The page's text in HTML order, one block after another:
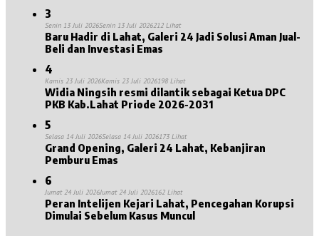
3
Senin 13 Juli 2026Senin 13 Juli 2026212 Lihat
Baru Hadir di Lahat, Galeri 24 Jadi Solusi Aman Jual-
Beli dan Investasi Emas
4
Kamis 23 Juli 2026Kamis 23 Juli 2026198 Lihat
Widia Ningsih resmi dilantik sebagai Ketua DPC
PKB Kab.Lahat Priode 2026-2031
5
Selasa 14 Juli 2026Selasa 14 Juli 2026173 Lihat
Grand Opening, Galeri 24 Lahat, Kebanjiran
Pemburu Emas
6
Jumat 24 Juli 2026Jumat 24 Juli 2026162 Lihat
Peran Intelijen Kejari Lahat, Pencegahan Korupsi
Dimulai Sebelum Kasus Muncul